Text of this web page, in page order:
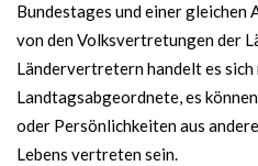
Bundestages und einer gleichen
von den Volksvertretungen der
Ländervertretern handelt es sich
Landtagsabgeordnete, es
oder Persönlichkeiten aus
Lebens vertreten sein.